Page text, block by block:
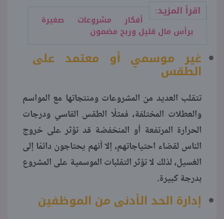
اقرأ المزيد:
أفكار مشروعات صغيرة
برأس مال قليل وربح مضمون
غير موسمي أو معتمد على
الطقس
تتقلب العديد من المشروعات ومنتجاتها مع المواسم
والعطلات المختلفة، فمثلًا الطقس القاسي ودرجات
الحرارة المرتفعة أو المنخفضة قد تؤثر على خروج
الناس لقضاء احتياجاتهم، إلا أنهم يحتاجون دائمًا إلى
الغسيل، لذلك لا تؤثر التقلبات الموسمية على المشروع
بدرجة كبيرة.
إدارة الحد الأدنى من الموظفين